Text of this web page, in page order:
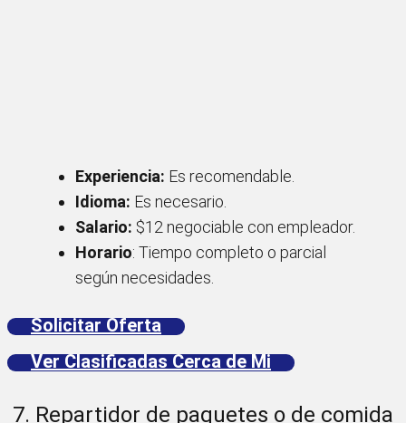
Experiencia: Es recomendable.
Idioma: Es necesario.
Salario: $12 negociable con empleador.
Horario: Tiempo completo o parcial
según necesidades.
Solicitar Oferta
Ver Clasificadas Cerca de Mi
7. Repartidor de paquetes o de comida